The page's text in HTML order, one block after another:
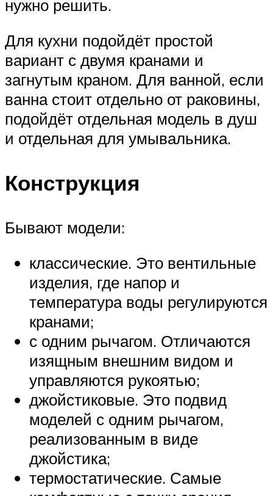
нужно решить.
Для кухни подойдёт простой
вариант с двумя кранами и
загнутым краном. Для ванной, если
ванна стоит отдельно от раковины,
подойдёт отдельная модель в душ
и отдельная для умывальника.
Конструкция
Бывают модели:
классические. Это вентильные
изделия, где напор и
температура воды регулируются
кранами;
с одним рычагом. Отличаются
изящным внешним видом и
управляются рукоятью;
джойстиковые. Это подвид
моделей с одним рычагом,
реализованным в виде
джойстика;
термостатические. Самые